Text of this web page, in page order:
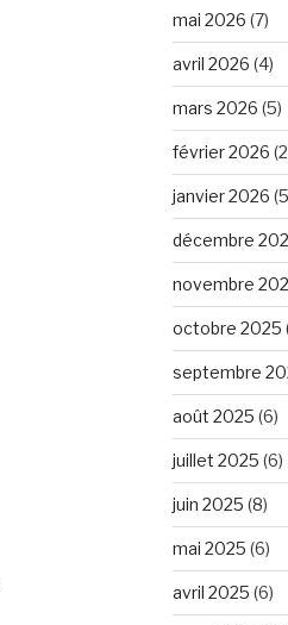
mai 2026 (7)
avril 2026 (4)
mars 2026 (5)
février 2026
janvier 2026
décembre
novembre
octobre 2025
septembre
août 2025 (6)
juillet 2025 (6)
juin 2025 (8)
mai 2025 (6)
avril 2025 (6)